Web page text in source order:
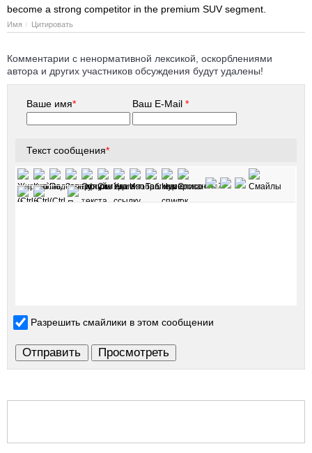
become a strong competitor in the premium SUV segment.
Имя Цитировать
Комментарии с ненормативной лексикой, оскорблениями
автора и других участников обсуждения будут удалены!
Ваше имя* Ваш E-Mail*
Текст сообщения*
Разрешить смайлики в этом сообщении